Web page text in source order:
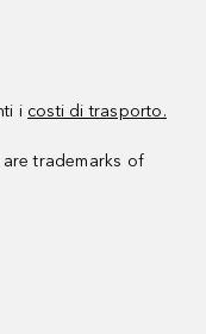
i costi di trasporto.
trademarks of